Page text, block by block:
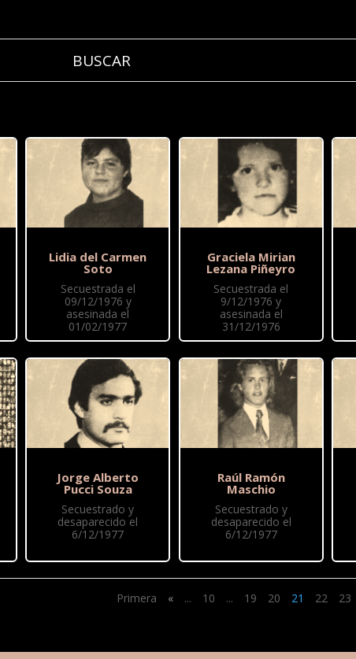
Lidia del Carmen
Soto
Secuestrada el
09/12/1976 y
asesinada el
01/02/1977
Jorge Alberto
Pucci Souza
Secuestrado y
desaparecido el
6/12/1977
Graciela Mirian
Lezana Piñeyro
Secuestrada el
9/12/1976 y
asesinada el
31/12/1976
Raúl Ramón
Maschio
Secuestrado y
desaparecido el
6/12/1977
Primera « ... 10 ... 19 20 21 22 23